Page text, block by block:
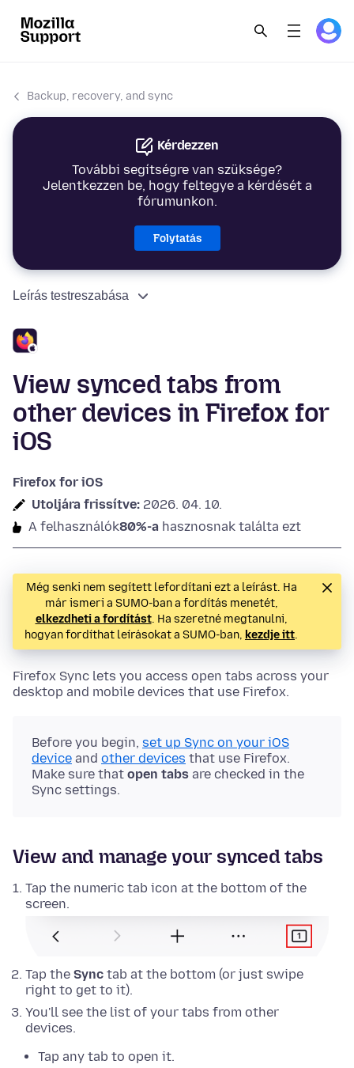
Backup, recovery, and sync
Kérdezzen
További segítségre van szüksége?
Jelentkezzen be, hogy feltegye a kérdését a
fórumunkon.
Folytatás
Leírás testreszabása
View synced tabs from
other devices in Firefox for
iOS
Firefox for iOS
Utoljára frissítve: 2026. 04. 10.
A felhasználók80%-a hasznosnak találta ezt
Még senki nem segített lefordítani ezt a leírást. Ha
már ismeri a SUMO-ban a fordítás menetét,
elkezdheti a fordítást. Ha szeretné megtanulni,
hogyan fordíthat leírásokat a SUMO-ban, kezdje itt.
Firefox Sync lets you access open tabs across your
desktop and mobile devices that use Firefox.
Before you begin, set up Sync on your iOS
device and other devices that use Firefox.
Make sure that open tabs are checked in the
Sync settings.
View and manage your synced tabs
Tap the numeric tab icon at the bottom of the
screen.
Tap the Sync tab at the bottom (or just swipe
right to get to it).
You'll see the list of your tabs from other
devices.
Tap any tab to open it.